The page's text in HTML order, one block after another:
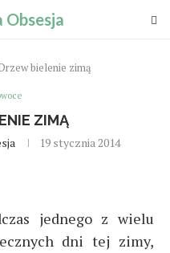
Obsesja
bielenie zimą
ZIMĄ
19 stycznia 2014
jednego z wielu
dni tej zimy,